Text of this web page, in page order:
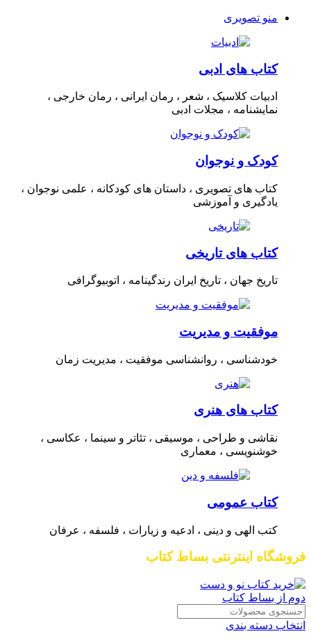
منو تصویری
کتاب های ادبی
ادبیات کلاسیک ، شعر ، رمان ایرانی ، رمان خارجی ،
نمایشنامه ، مجلات ادبی
کودک و نوجوان
کتاب های تصویری ، داستان های کودکانه ، علمی نوجوان ،
یادگیری و آموزشی
کتاب های تاریخی
تاریخ جهان ، تاریخ ایران رندگینامه ، اتوبیوگرافی
موفقیت و مدیریت
خودشناسی ، روانشناسی موفقیت ، مدیریت زمان
کتاب های هنری
نقاشی و طراحی ، موسیقی ، تئاتر و سینما ، عکاسی ،
خوشنویسی ، معماری
کتاب عمومی
کتب الهی و دینی ، ادعیه و زیارات ، فلسفه ، عرفان
فروشگاه اینترنتی بساط کتاب
انتخاب دسته بندی